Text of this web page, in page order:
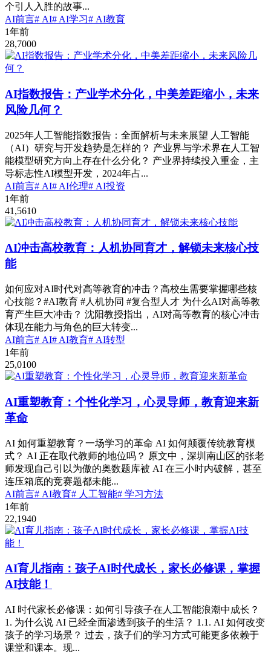
个引人入胜的故事...
AI前言# AI# AI学习# AI教育
1年前
28,7000
AI指数报告：产业学术分化，中美差距缩小，未来
风险几何？
2025年人工智能指数报告：全面解析与未来展望 人工智能
（AI）研究与开发趋势是怎样的？ 产业界与学术界在人工智
能模型研究方向上存在什么分化？ 产业界持续投入重金，主
导标志性AI模型开发，2024年占...
AI前言# AI# AI伦理# AI投资
1年前
41,5610
AI冲击高校教育：人机协同育才，解锁未来核心技
能
如何应对AI时代对高等教育的冲击？高校生需要掌握哪些核
心技能？#AI教育 #人机协同 #复合型人才 为什么AI对高等教
育产生巨大冲击？ 沈阳教授指出，AI对高等教育的核心冲击
体现在能力与角色的巨大转变...
AI前言# AI# AI教育# AI转型
1年前
25,0100
AI重塑教育：个性化学习，心灵导师，教育迎来新
革命
AI 如何重塑教育？一场学习的革命 AI 如何颠覆传统教育模
式？ AI 正在取代教师的地位吗？ 原文中，深圳南山区的张老
师发现自己引以为傲的奥数题库被 AI 在三小时内破解，甚至
连压箱底的竞赛题都未能...
AI前言# AI教育# 人工智能# 学习方法
1年前
22,1940
AI育儿指南：孩子AI时代成长，家长必修课，掌握
AI技能！
AI 时代家长必修课：如何引导孩子在人工智能浪潮中成长？
1. 为什么说 AI 已经全面渗透到孩子的生活？ 1.1. AI 如何改变
孩子的学习场景？ 过去，孩子们的学习方式可能更多依赖于
课堂和课本。现...